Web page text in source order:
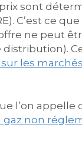
sont
C’est ce que
ne peut
les
l’on appelle
gaz non